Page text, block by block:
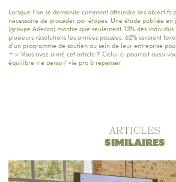
Lorsque l’on se demande comment atteindre ses objectifs
nécessaire de procéder par étapes. Une étude publiée
(groupe Adecco) montre que seulement 13% des
plusieurs résolutions les années passées. 62% seraient
d’un programme de soutien au sein de leur entreprise
=> Vous avez aimé cet article ? Celui-ci pourrait aussi
équilibre vie perso / vie pro à repenser
ARTICLES
SIMILAIRES